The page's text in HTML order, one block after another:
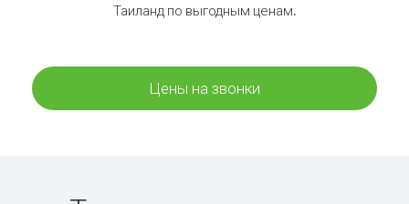
Таиланд по выгодным ценам.
Цены на звонки